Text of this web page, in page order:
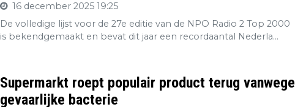
16 december 2025 19:25
De volledige lijst voor de 27e editie van de NPO Radio 2 Top 2000
is bekendgemaakt en bevat dit jaar een recordaantal Nederla...
Supermarkt roept populair product terug vanwege
gevaarlijke bacterie